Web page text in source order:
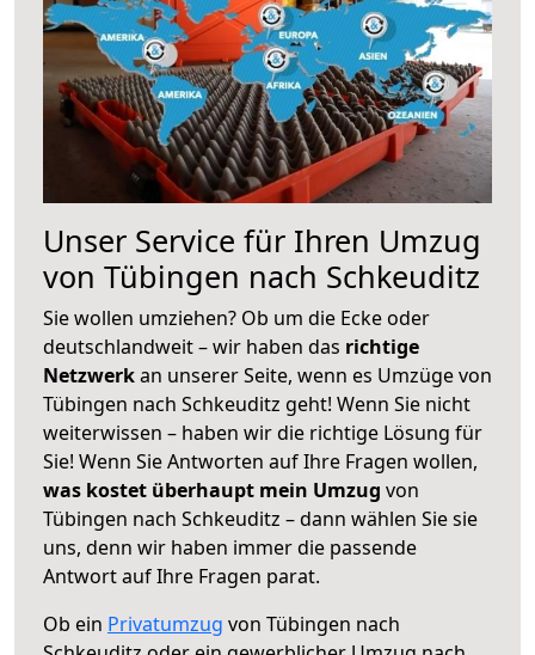
Unser Service für Ihren Umzug
von Tübingen nach Schkeuditz
Sie wollen umziehen? Ob um die Ecke oder
deutschlandweit – wir haben das richtige
Netzwerkan unserer Seite, wenn es Umzüge von
Tübingen nach Schkeuditz geht! Wenn Sie nicht
weiterwissen – haben wir die richtige Lösung für
Sie! Wenn Sie Antworten auf Ihre Fragen wollen,
was kostet überhaupt mein Umzug von
Tübingen nach Schkeuditz – dann wählen Sie sie
uns, denn wir haben immer die passende
Antwort auf Ihre Fragen parat.
Ob ein Privatumzug von Tübingen nach